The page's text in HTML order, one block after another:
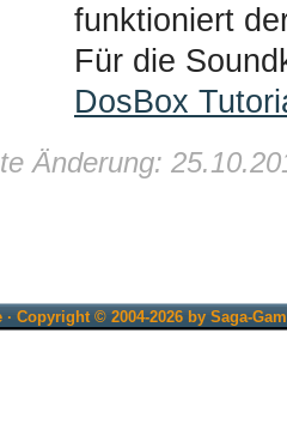
funktioniert
Für die
DosBox
Änderung:
· Copyright © 2004-2026 by Saga-